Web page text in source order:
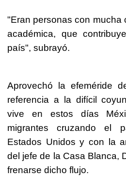
"Eran personas con mucha
académica, que
país", subrayó.
Aprovechó la efeméride
referencia a la difícil
vive en estos días
migrantes cruzando el
Estados Unidos y con la
del jefe de la Casa Blanca,
frenarse dicho flujo.